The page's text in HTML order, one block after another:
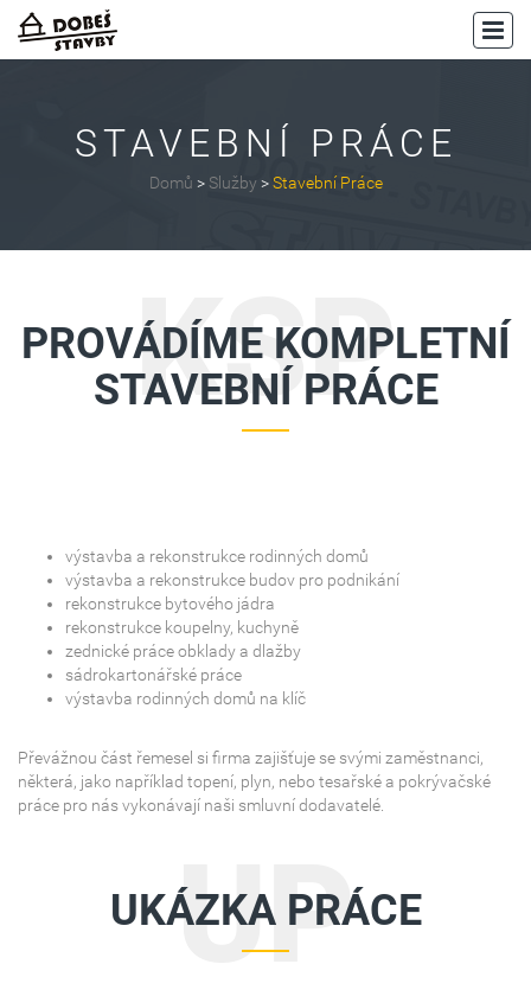
STAVEBNÍ PRÁCE
Domů > Služby >Stavební Práce
PROVÁDÍME KOMPLETNÍ
STAVEBNÍ PRÁCE
KSP
výstavba a rekonstrukce rodinných domů
výstavba a rekonstrukce budov pro podnikání
rekonstrukce bytového jádra
rekonstrukce koupelny, kuchyně
zednické práce obklady a dlažby
sádrokartonářské práce
výstavba rodinných domů na klíč
Převážnou část řemesel si firma zajišťuje se svými zaměstnanci,
některá, jako například topení, plyn, nebo tesařské a pokrývačské
práce pro nás vykonávají naši smluvní dodavatelé.
UKÁZKA PRÁCE
UP